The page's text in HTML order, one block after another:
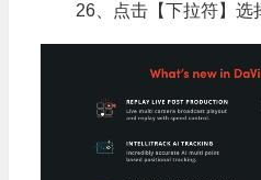
26、点击【下拉符】选